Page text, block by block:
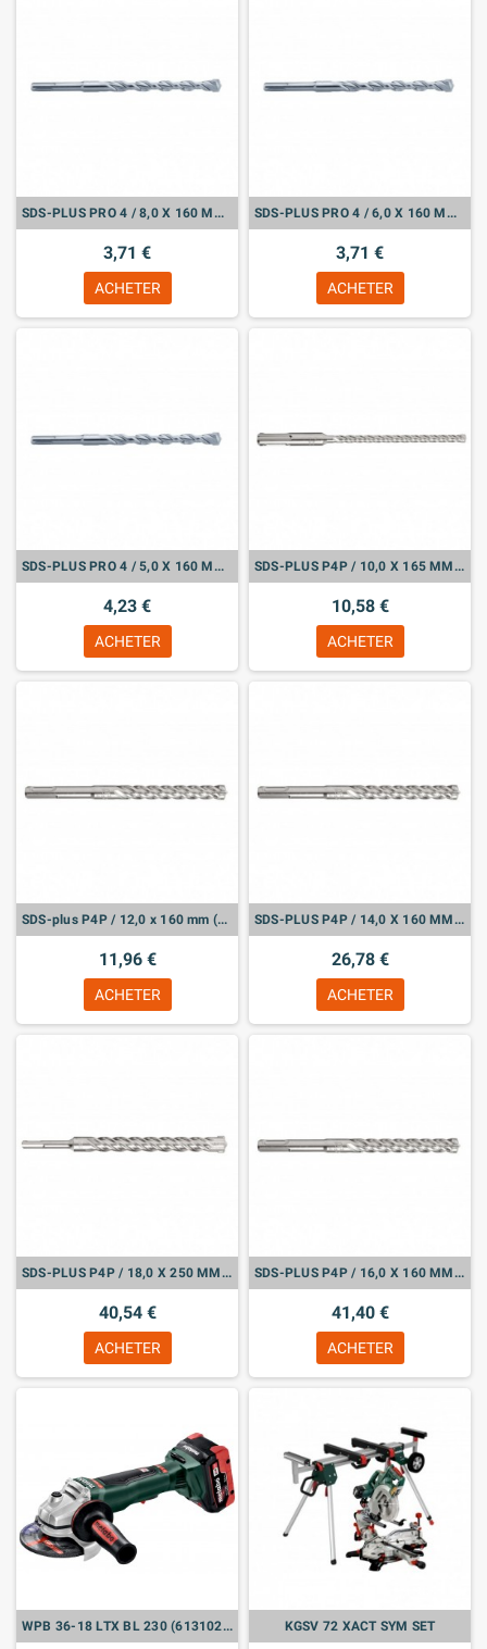
SDS-PLUS PRO 4 / 8,0 X 160 MM (631833000)
3,71 €
ACHETER
SDS-PLUS PRO 4 / 6,0 X 160 MM (631825000)
3,71 €
ACHETER
SDS-PLUS PRO 4 / 5,0 X 160 MM (631821000)
4,23 €
ACHETER
SDS-PLUS P4P / 10,0 X 165 MM (626220000)
10,58 €
ACHETER
SDS-plus P4P / 12,0 x 160 mm (626225000)
11,96 €
ACHETER
SDS-PLUS P4P / 14,0 X 160 MM (626230000)
26,78 €
ACHETER
SDS-PLUS P4P / 18,0 X 250 MM (631703000)
40,54 €
ACHETER
SDS-PLUS P4P / 16,0 X 160 MM (626234000)
41,40 €
ACHETER
WPB 36-18 LTX BL 230 (613102840) MEULEUSES D'ANGLE SANS FIL (VENDU SANS BATTERIE) KGSV 72 XACT SYM SET